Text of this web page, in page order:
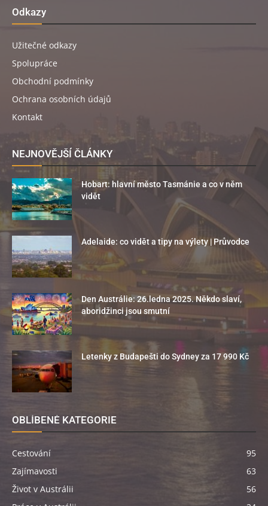
Odkazy
Užitečné odkazy
Spolupráce
Obchodní podmínky
Ochrana osobních údajů
Kontakt
NEJNOVĚJŠÍ ČLÁNKY
Hobart: hlavní město Tasmánie a co v něm
vidět
Adelaide: co vidět a tipy na výlety | Průvodce
Den Austrálie: 26.ledna 2025. Někdo slaví,
aboridžinci jsou smutní
Letenky z Budapešti do Sydney za 17 990 Kč
OBLÍBENÉ KATEGORIE
Cestování
95
Zajímavosti
63
Život v Austrálii
56